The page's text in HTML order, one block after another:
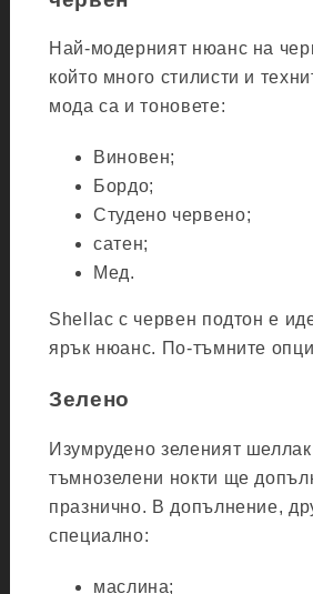
Най-модерният нюанс на
който много стилисти и
мода са и тоновете:
Виновен;
Бордо;
Студено червено;
сатен;
Мед.
Shellac с червен подтон е
ярък нюанс. По-тъмните
Зелено
Изумрудено зеленият
тъмнозелени нокти ще
празнично. В допълнение,
специално:
маслина;